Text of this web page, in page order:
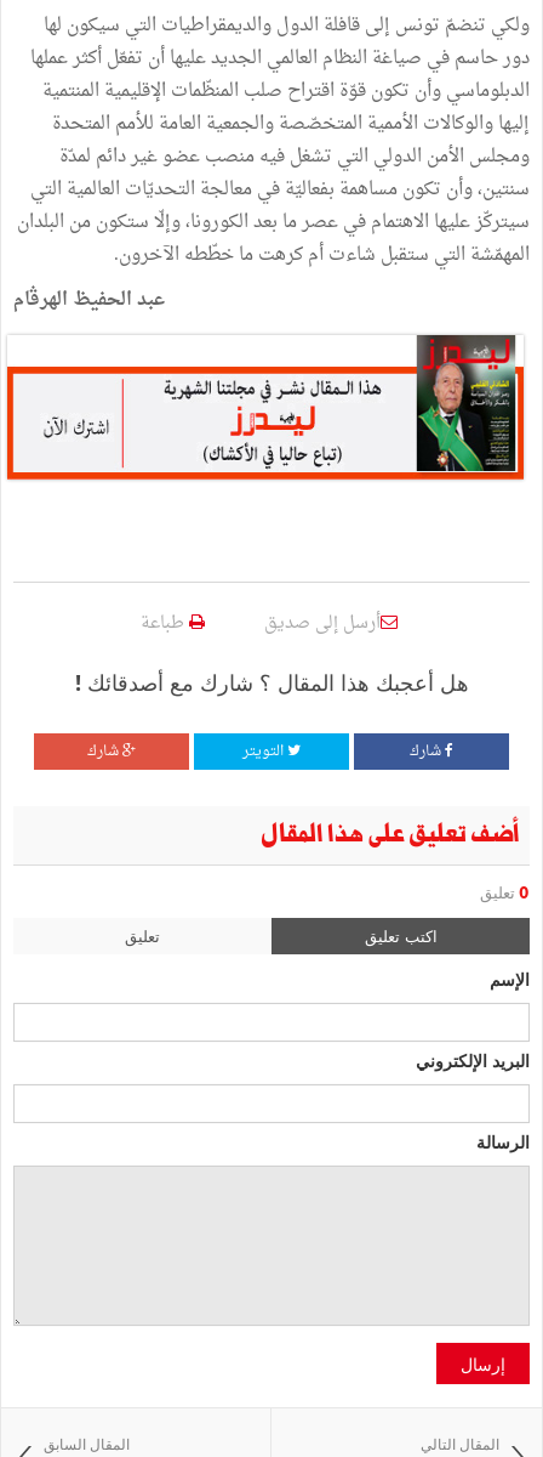
ولكي تنضمّ تونس إلى قافلة الدول والديمقراطيات التي سيكون لها
دور حاسم في صياغة النظام العالمي الجديد عليها أن تفعّل أكثر عملها
الدبلوماسي وأن تكون قوّة اقتراح صلب المنظّمات الإقليمية المنتمية
إليها والوكالات الأممية المتخصّصة والجمعية العامة للأمم المتحدة
ومجلس الأمن الدولي التي تشغل فيه منصب عضو غير دائم لمدّة
سنتين، وأن تكون مساهمة بفعاليّة في معالجة التحديّات العالمية التي
سيتركّز عليها الاهتمام في عصر ما بعد الكورونا، وإلّا ستكون من البلدان
المهمّشة التي ستقبل شاءت أم كرهت ما خطّطه الآخرون.
عبد الحفيظ الهرڤام
أرسل إلى صديق طباعة
هل أعجبك هذا المقال ؟ شارك مع أصدقائك !
شارك التويتر شارك
أضف تعليق على هذا المقال
0 تعليق
اكتب تعليق تعليق
الإسم
البريد الإلكتروني
الرسالة
إرسال
المقال السابق المقال التالي